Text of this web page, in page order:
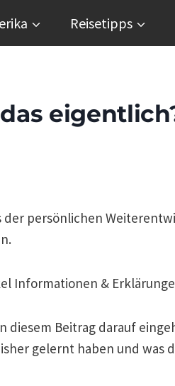
Reisetipps
der persönlichen
Informationen &
diesem Beitrag darauf
gelernt haben und was